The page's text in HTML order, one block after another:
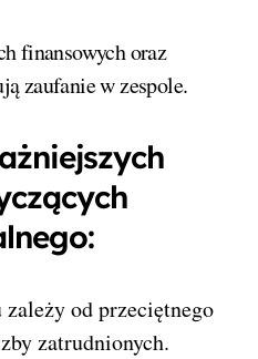
finansowych oraz
zaufanie w zespole.
od przeciętnego
zatrudnionych.